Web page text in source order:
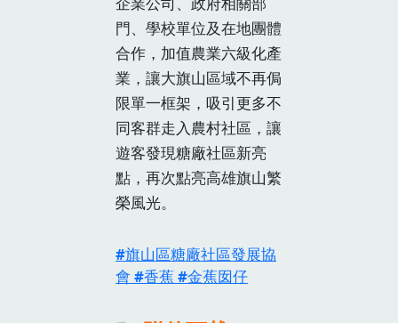
門、學校單位及在地團體
合作，加值農業六級化產
業，讓大旗山區域不再侷
限單一框架，吸引更多不
同客群走入農村社區，讓
遊客發現糖廠社區新亮
點，再次點亮高雄旗山繁
榮風光。
旗山區糖廠社區發展協
會
香蕉 金蕉囡仔